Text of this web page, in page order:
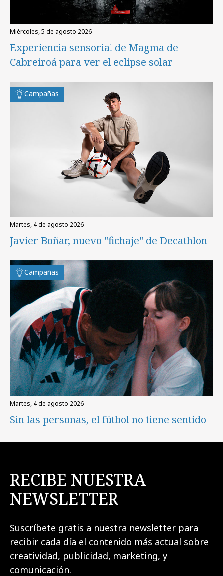
miércoles, 5 de agosto 2026
Experiencia sensorial de Magma de
Cabreiroá para ver el eclipse solar
Campañas
martes, 4 de agosto 2026
Javier Boñar, nuevo "fichaje" de Decathlon
Campañas
martes, 4 de agosto 2026
Sin las personas, el fútbol no tiene sentido
RECIBE NUESTRA
NEWSLETTER
Suscríbete gratis a nuestra newsletter para
recibir cada día el contenido más actual sobre
creatividad, publicidad, marketing, y
comunicación.